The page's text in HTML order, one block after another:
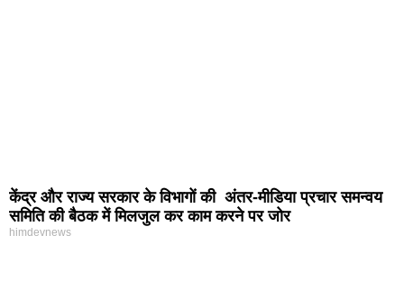
केंद्र और राज्य सरकार के विभागों की अंतर-मीडिया प्रचार समन्वय
समिति की बैठक में मिलजुल कर काम करने पर जोर
himdevnews